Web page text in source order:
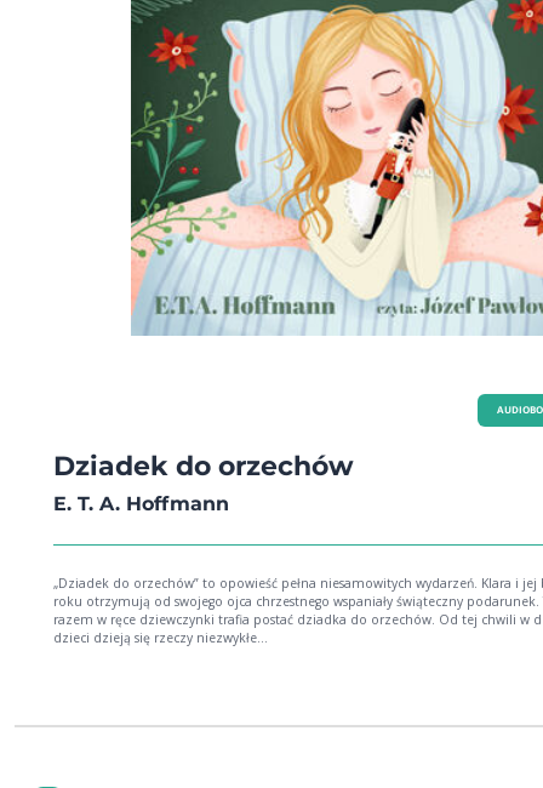
Dziadek do orzechów
E. T. A. Hoffmann
„Dziadek do orzechów” to opowieść pełna niesamowitych wydarzeń. Klara i jej
roku otrzymują od swojego ojca chrzestnego wspaniały świąteczny podarunek.
razem w ręce dziewczynki trafia postać dziadka do orzechów. Od tej chwili w